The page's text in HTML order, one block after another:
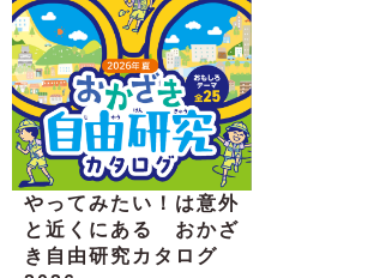
やってみたい！は意外
と近くにある おかざ
き自由研究カタログ